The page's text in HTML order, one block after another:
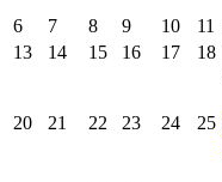
6 7 8 9 10 11
13
14 15 16 17 18
20 21 22 23 24 25